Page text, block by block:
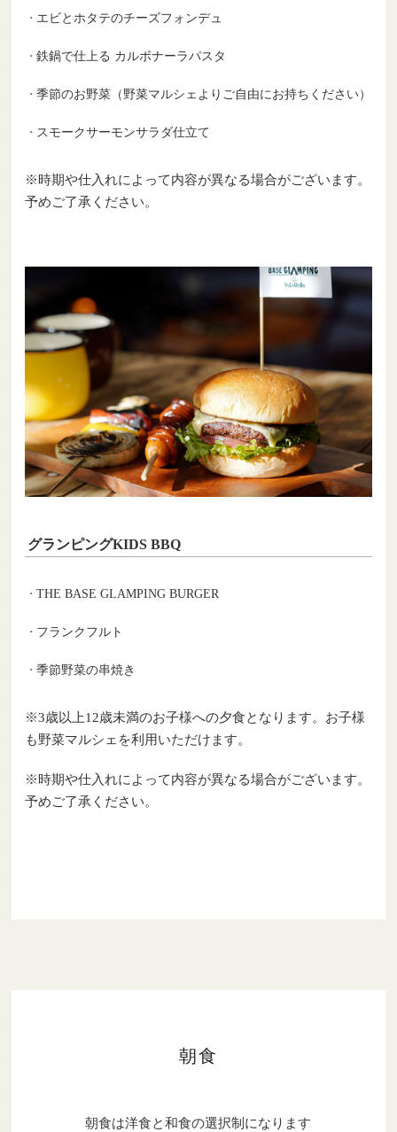
エビとホタテのチーズフォンデュ
鉄鍋で仕上る カルボナーラパスタ
季節のお野菜（野菜マルシェよりご自由にお持ちください）
スモークサーモンサラダ仕立て
※時期や仕入れによって内容が異なる場合がございます。
予めご了承ください。
グランピングKIDS BBQ
THE BASE GLAMPING BURGER
フランクフルト
季節野菜の串焼き
※3歳以上12歳未満のお子様への夕食となります。お子様
も野菜マルシェを利用いただけます。
※時期や仕入れによって内容が異なる場合がございます。
予めご了承ください。
朝食
朝食は洋食と和食の選択制になります